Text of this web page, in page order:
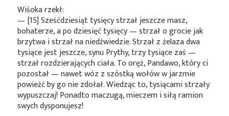
Wiśoka rzekł:
— [15] Sześćdziesiąt tysięcy strzał jeszcze masz,
bohaterze, a po dziesięć tysięcy — strzał o grocie jak
brzytwa i strzał na niedźwiedzie. Strzał z żelaza dwa
tysiące jest jeszcze, synu Prythy, trzy tysiące zaś —
strzał rozdzierających ciała. To oręż, Pandawo, który ci
pozostał — nawet wóz z szóstką wołów w jarzmie
powieźć by go nie zdołał. Wiedząc to, tysiącami strzały
wypuszczaj! Ponadto maczugą, mieczem i siłą ramion
swych dysponujesz!